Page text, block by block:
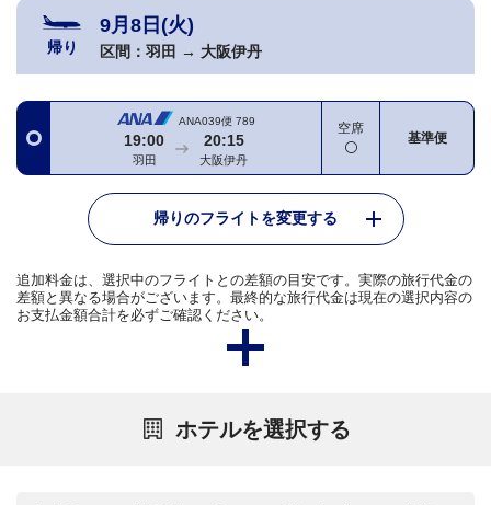
帰り
9月8日(火)
区間： 羽田 → 大阪伊丹
ANA039便 789
19:00
羽田
20:15
大阪伊丹
空席
基準便
帰りのフライトを変更する
追加料金は、選択中のフライトとの差額の目安です。実際の旅行代金の
差額と異なる場合がございます。最終的な旅行代金は現在の選択内容の
お支払金額合計を必ずご確認ください。
ホテルを選択する